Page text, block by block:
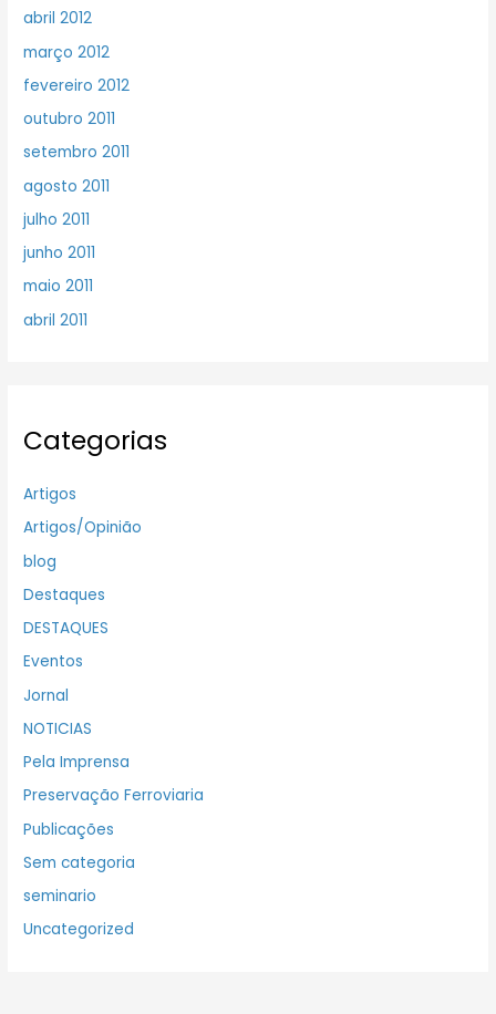
abril 2012
março 2012
fevereiro 2012
outubro 2011
setembro 2011
agosto 2011
julho 2011
junho 2011
maio 2011
abril 2011
Categorias
Artigos
Artigos/Opinião
blog
Destaques
DESTAQUES
Eventos
Jornal
NOTICIAS
Pela Imprensa
Preservação Ferroviaria
Publicações
Sem categoria
seminario
Uncategorized